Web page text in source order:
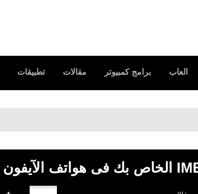
العاب برامج كمبيوتر مقالات تطبيقات